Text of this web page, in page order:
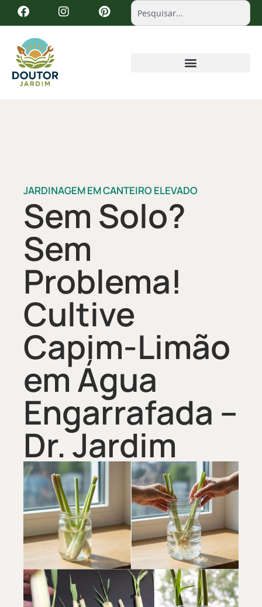
JARDINAGEM EM CANTEIRO ELEVADO
Sem Solo?
Sem
Problema!
Cultive
Capim-Limão
em Água
Engarrafada –
Dr. Jardim